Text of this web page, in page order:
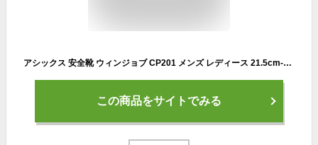
アシックス 安全靴 ウィンジョブ CP201 メンズ レディース 21.5cm-30cm
この商品をサイトでみる